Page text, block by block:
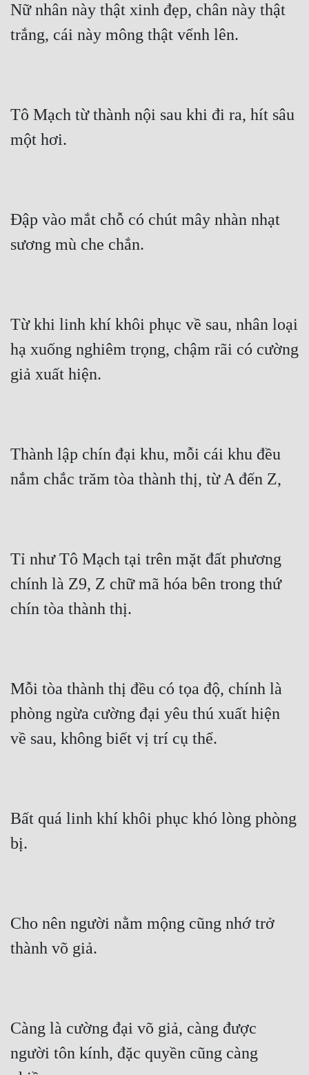
Nữ nhân này thật xinh đẹp, chân này thật
trắng, cái này mông thật vểnh lên.
Tô Mạch từ thành nội sau khi đi ra, hít sâu
một hơi.
Đập vào mắt chỗ có chút mây nhàn nhạt
sương mù che chắn.
Từ khi linh khí khôi phục về sau, nhân loại
hạ xuống nghiêm trọng, chậm rãi có cường
giả xuất hiện.
Thành lập chín đại khu, mỗi cái khu đều
nắm chắc trăm tòa thành thị, từ A đến Z,
Tỉ như Tô Mạch tại trên mặt đất phương
chính là Z9, Z chữ mã hóa bên trong thứ
chín tòa thành thị.
Mỗi tòa thành thị đều có tọa độ, chính là
phòng ngừa cường đại yêu thú xuất hiện
về sau, không biết vị trí cụ thể.
Bất quá linh khí khôi phục khó lòng phòng
bị.
Cho nên người nằm mộng cũng nhớ trở
thành võ giả.
Càng là cường đại võ giả, càng được
người tôn kính, đặc quyền cũng càng